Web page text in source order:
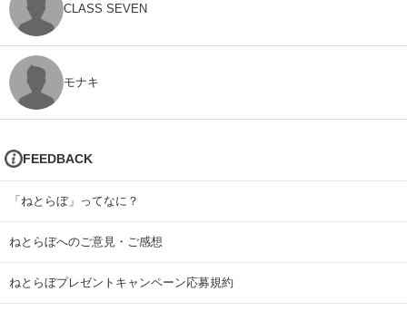
CLASS SEVEN
モナキ
FEEDBACK
「ねとらぼ」ってなに？
ねとらぼへのご意見・ご感想
ねとらぼプレゼントキャンペーン応募規約